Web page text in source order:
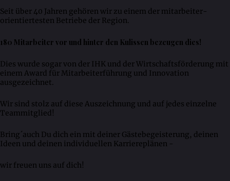
Seit über 40 Jahren gehören wir zu einem der mitarbeiter-
orientiertesten Betriebe der Region.
180 Mitarbeiter vor und hinter den Kulissen bezeugen dies!
Dies wurde sogar von der IHK und der Wirtschaftsförderung mit
einem Award für Mitarbeiterführung und Innovation
ausgezeichnet.
Wir sind stolz auf diese Auszeichnung und auf jedes einzelne
Teammitglied!
Bring´auch Du dich ein mit deiner Gästebegeisterung, deinen
Ideen und deinen individuellen Karriereplänen -
wir freuen uns auf dich!